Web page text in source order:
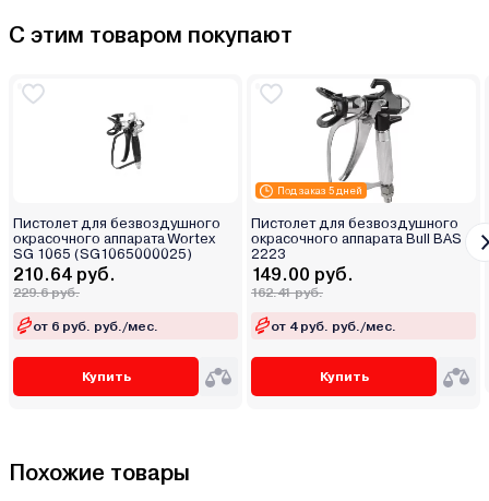
С этим товаром покупают
Пистолет для безвоздушного
окрасочного аппарата Wortex
SG 1065 (SG1065000025)
210.64 руб.
229.6 руб.
от 6 руб. руб./мес.
Купить
Под заказ 5 дней
Пистолет для безвоздушного
окрасочного аппарата Bull BAS
2223
149.00 руб.
162.41 руб.
от 4 руб. руб./мес.
Купить
Похожие товары